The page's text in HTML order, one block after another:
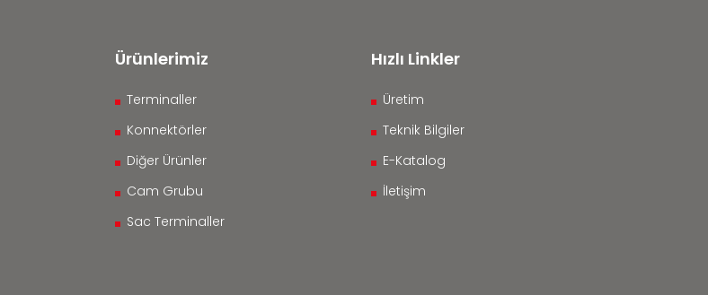
Ürünlerimiz
Terminaller
Konnektörler
Diğer Ürünler
Cam Grubu
Sac Terminaller
Hızlı Linkler
Üretim
Teknik Bilgiler
E-Katalog
İletişim